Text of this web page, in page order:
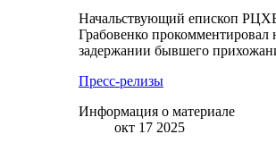
Начальствующий епископ
Грабовенко прокомментировал
задержании бывшего
Пресс-релизы
Информация о материале
окт 17 2025